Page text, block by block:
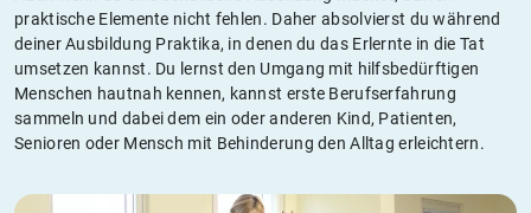
praktische Elemente nicht fehlen. Daher absolvierst du während
deiner Ausbildung Praktika, in denen du das Erlernte in die Tat
umsetzen kannst. Du lernst den Umgang mit hilfsbedürftigen
Menschen hautnah kennen, kannst erste Berufserfahrung
sammeln und dabei dem ein oder anderen Kind, Patienten,
Senioren oder Mensch mit Behinderung den Alltag erleichtern.